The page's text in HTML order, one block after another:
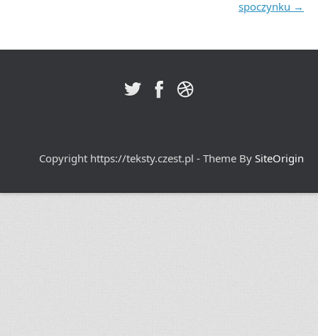
spoczynku →
Copyright https://teksty.czest.pl - Theme By SiteOrigin